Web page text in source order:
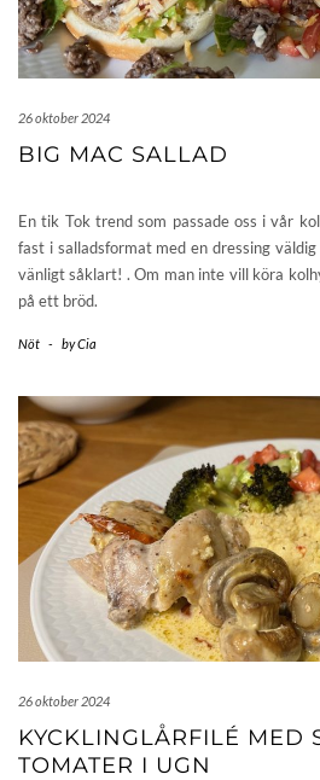
26 oktober 2024
BIG MAC SALLAD
En tik Tok trend som passade oss i vår
fast i salladsformat med en dressing
vänligt såklart! . Om man inte vill köra
på ett bröd.
Nöt - byCia
26 oktober 2024
KYCKLINGLÅRFILÉ MED
TOMATER I UGN